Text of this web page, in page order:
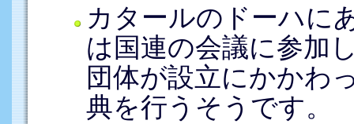
カタールのドーハに
は国連の会議に参加
団体が設立にかかわ
典を行うそうです。